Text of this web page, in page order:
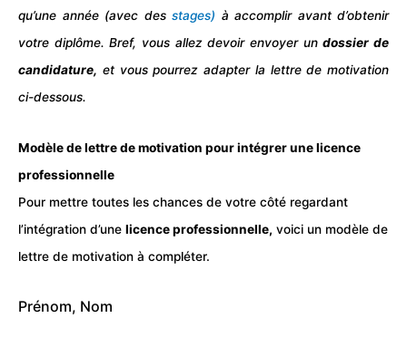
qu’une année (avec desstages) à accomplir avant d’obtenir
votre diplôme. Bref, vous allez devoir envoyer undossier de
candidature, et vous pourrez adapter la lettre de motivation
ci-dessous.
Modèle de lettre de motivation pour intégrer une licence
professionnelle
Pour mettre toutes les chances de votre côté regardant
l’intégration d’une licence professionnelle, voici un modèle de
lettre de motivation à compléter.
Prénom, Nom